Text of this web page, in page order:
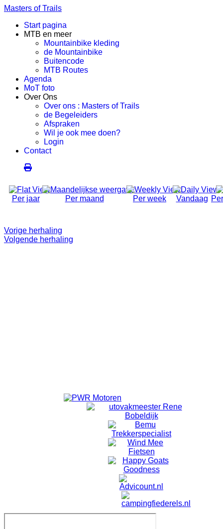
Masters of Trails
Start pagina
MTB en meer
Mountainbike kleding
de Mountainbike
Buitencode
MTB Routes
Agenda
MoT foto
Over Ons
Over ons : Masters of Trails
de Begeleiders
Afspraken
Wil je ook mee doen?
Login
Contact
Per jaar Per maand Per week Vandaag
Vorige herhaling
Volgende herhaling